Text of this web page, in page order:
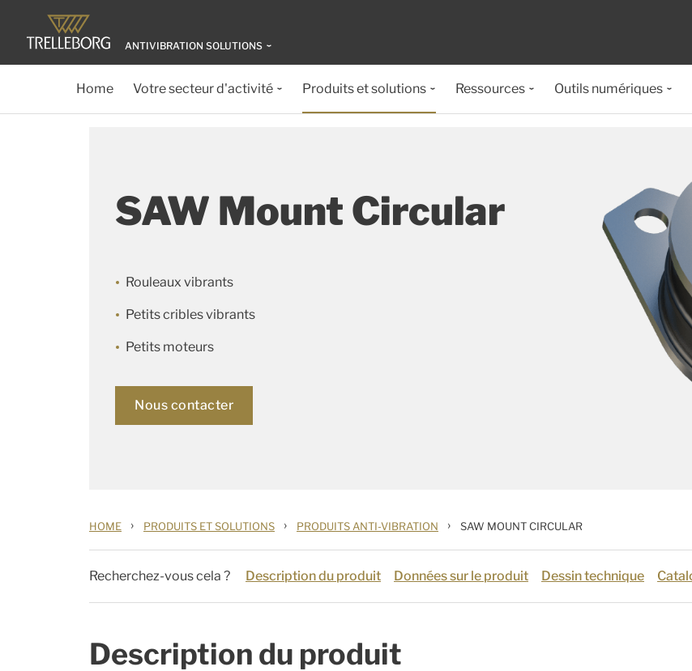
ANTIVIBRATION SOLUTIONS
Home Votre secteur d'activité Produits et solutions Ressources Outils numériques
SAW Mount Circular
Rouleaux vibrants
Petits cribles vibrants
Petits moteurs
Nous contacter
HOME › PRODUITS ET SOLUTIONS › PRODUITS ANTI-VIBRATION › SAW MOUNT CIRCULAR
Recherchez-vous cela ? Description du produit Données sur le produit Dessin technique
Description du produit